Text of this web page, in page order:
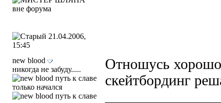
21.04.2006,
15:45
new blood
никогда не забуду.....
Отношусь
скейтбординг